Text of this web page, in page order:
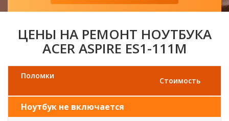
ЦЕНЫ НА РЕМОНТ НОУТБУКА
ACER ASPIRE ES1-111M
Поломки
Стоимость
Ноутбук не включается